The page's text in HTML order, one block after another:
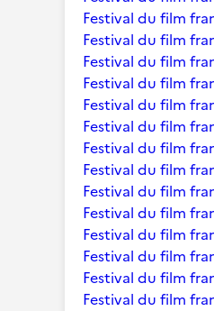
Festival du film
Festival du film
Festival du film
Festival du film
Festival du film
Festival du film
Festival du film
Festival du film
Festival du film
Festival du film
Festival du film
Festival du film
Festival du film
Festival du film